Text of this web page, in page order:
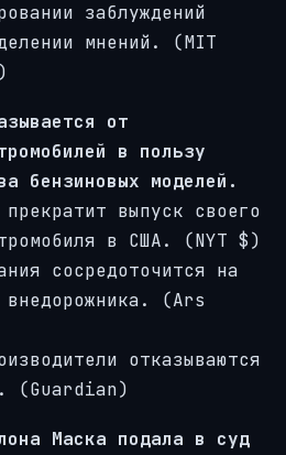
заблуждений
мнений. (MIT
от
в пользу
бензиновых моделей.
прекратит выпуск своего
в США. (NYT $)
сосредоточится на
внедорожника. (Ars
отказываются
(Guardian)
Маска подала в суд